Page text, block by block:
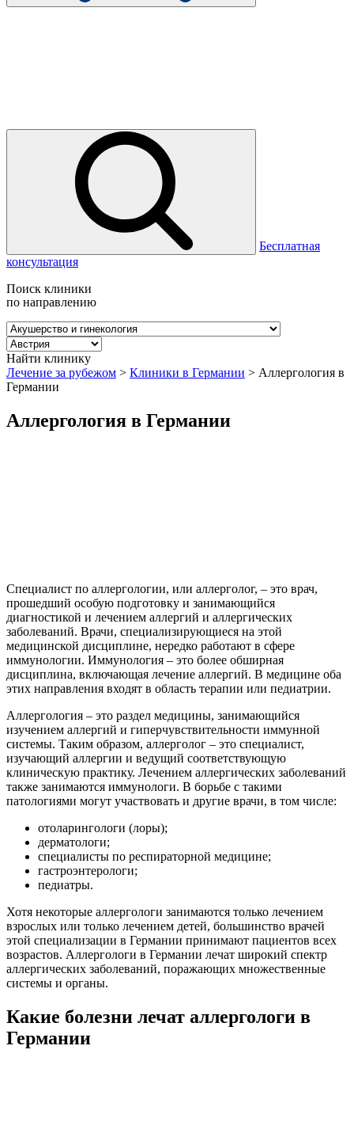
Бесплатная
консультация
Поиск клиники
по направлению
Найти клинику
Лечение за рубежом > Клиники в Германии > Аллергология в
Германии
Аллергология в Германии
Специалист по аллергологии, или аллерголог, – это врач,
прошедший особую подготовку и занимающийся
диагностикой и лечением аллергий и аллергических
заболеваний. Врачи, специализирующиеся на этой
медицинской дисциплине, нередко работают в сфере
иммунологии. Иммунология – это более обширная
дисциплина, включающая лечение аллергий. В медицине оба
этих направления входят в область терапии или педиатрии.
Аллергология – это раздел медицины, занимающийся
изучением аллергий и гиперчувствительности иммунной
системы. Таким образом, аллерголог – это специалист,
изучающий аллергии и ведущий соответствующую
клиническую практику. Лечением аллергических заболеваний
также занимаются иммунологи. В борьбе с такими
патологиями могут участвовать и другие врачи, в том числе:
отоларингологи (лоры);
дерматологи;
специалисты по респираторной медицине;
гастроэнтерологи;
педиатры.
Хотя некоторые аллергологи занимаются только лечением
взрослых или только лечением детей, большинство врачей
этой специализации в Германии принимают пациентов всех
возрастов. Аллергологи в Германии лечат широкий спектр
аллергических заболеваний, поражающих множественные
системы и органы.
Какие болезни лечат аллергологи в
Германии